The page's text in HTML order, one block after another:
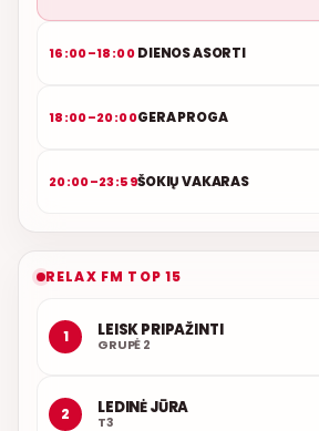
16:00–18:00DIENOS ASORTI
18:00–20:00GERA PROGA
20:00–23:59ŠOKIŲ VAKARAS
RELAX FM TOP 15
1 LEISK PRIPAŽINTI
GRUPĖ 2
2 LEDINĖ JŪRA
T3